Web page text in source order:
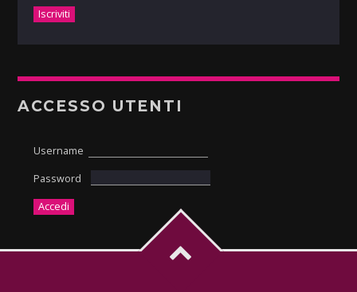
ACCESSO UTENTI
Username
Password